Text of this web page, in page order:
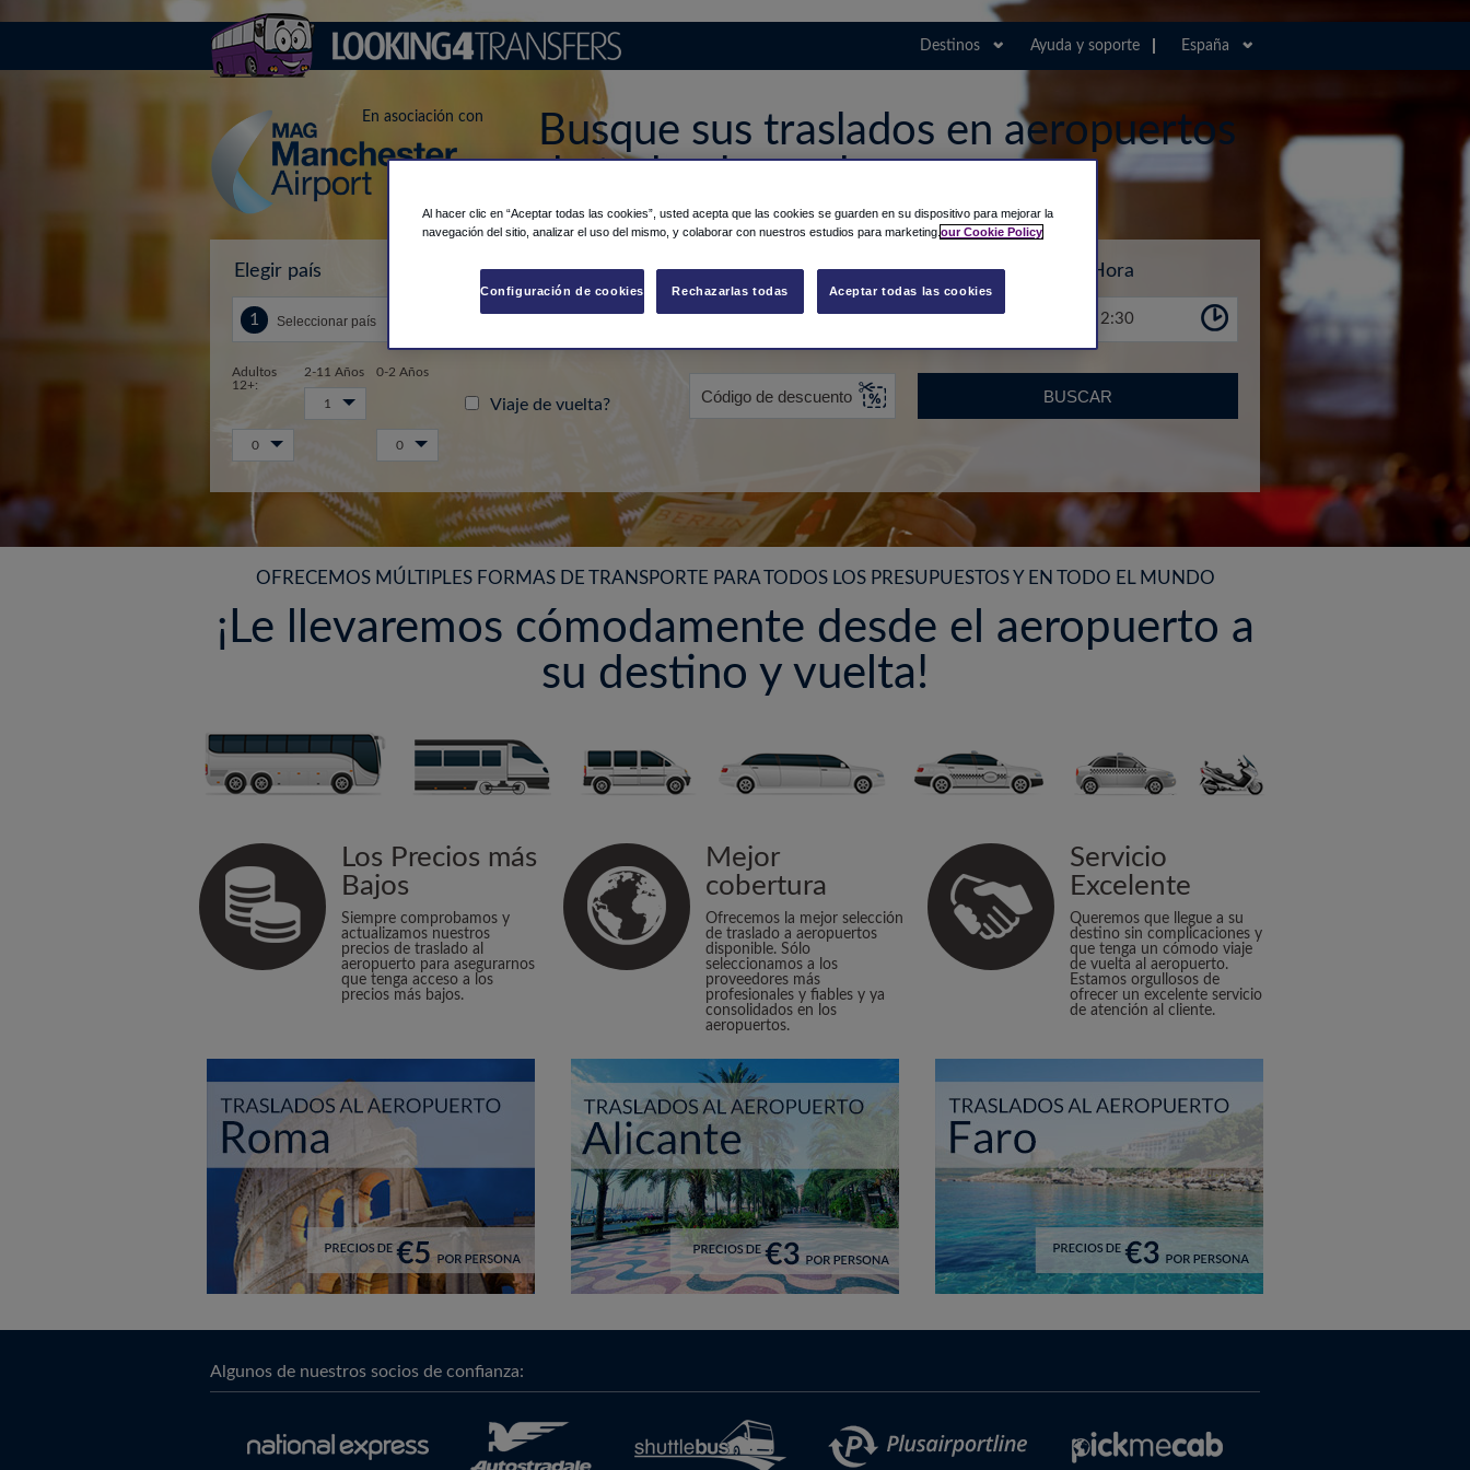
Destinos Ayuda y soporte España
En asociación con
Busque sus traslados en aeropuertos
de todo el mundo
Elegir país Desde... Hacia Fecha Hora
2:30
Adultos
12+:
2-11 Años 0-2 Años
1
0 0
Viaje de vuelta? BUSCAR
OFRECEMOS MÚLTIPLES FORMAS DE TRANSPORTE PARA TODOS LOS PRESUPUESTOS Y EN TODO EL MUNDO
¡Le llevaremos cómodamente desde el aeropuerto a
su destino y vuelta!
Los Precios más
Bajos
Siempre comprobamos y
actualizamos nuestros
precios de traslado al
aeropuerto para asegurarnos
que tenga acceso a los
precios más bajos.
Mejor
cobertura
Ofrecemos la mejor selección
de traslado a aeropuertos
disponible. Sólo
seleccionamos a los
proveedores más
profesionales y fiables y ya
consolidados en los
aeropuertos.
Servicio
Excelente
Queremos que llegue a su
destino sin complicaciones y
que tenga un cómodo viaje
de vuelta al aeropuerto.
Estamos orgullosos de
ofrecer un excelente servicio
de atención al cliente.
Algunos de nuestros socios de confianza:
Al hacer clic en “Aceptar todas las cookies”, usted acepta que las cookies se guarden en su dispositivo para mejorar la
navegación del sitio, analizar el uso del mismo, y colaborar con nuestros estudios para marketing. our Cookie Policy
Rechazarlas todas Aceptar todas las cookies
Configuración de cookies